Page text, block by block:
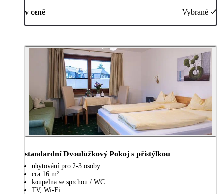
v ceně Vybrané
standardní Dvoulůžkový Pokoj s přistýlkou
ubytování pro 2-3 osoby
cca 16 m²
koupelna se sprchou / WC
TV, Wi-Fi